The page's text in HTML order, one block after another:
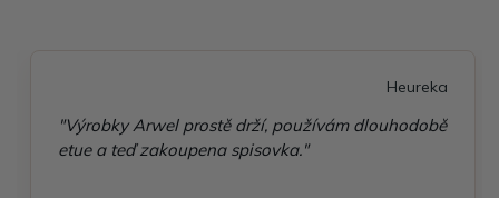
Heureka
"Výrobky Arwel prostě drží, používám dlouhodobě
etue a teď zakoupena spisovka."